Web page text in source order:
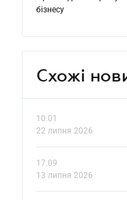
бізнесу
Схожі
10.01
22 липня 2026
17.09
13 липня 2026